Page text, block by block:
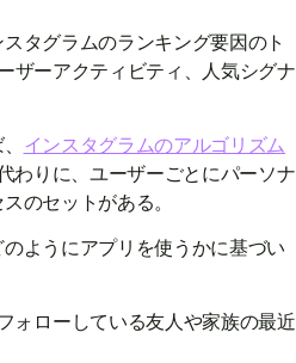
タグラムのランキング要因のト
ザーアクティビティ、人気シグナ
インスタグラムのアルゴリズム
わりに、ユーザーごとにパーソナ
のセットがある。
ようにアプリを使うかに基づい
ォローしている友人や家族の最近